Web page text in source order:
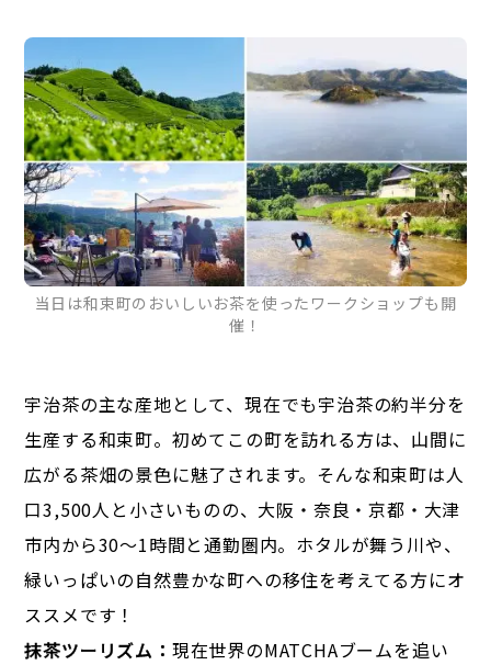
当日は和束町のおいしいお茶を使ったワークショップも開
催！
宇治茶の主な産地として、現在でも宇治茶の約半分を
生産する和束町。初めてこの町を訪れる方は、山間に
広がる茶畑の景色に魅了されます。そんな和束町は人
口3,500人と小さいものの、大阪・奈良・京都・大津
市内から30～1時間と通勤圏内。ホタルが舞う川や、
緑いっぱいの自然豊かな町への移住を考えてる方にオ
ススメです！
抹茶ツーリズム： 現在世界のMATCHAブームを追い